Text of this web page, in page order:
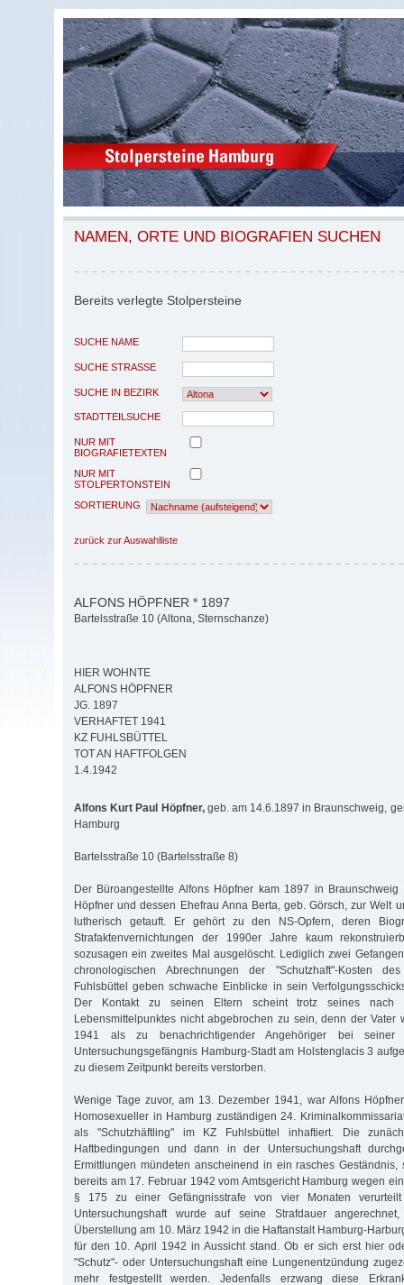
NAMEN, ORTE UND BIOGRAFIEN SUCHEN
Bereits verlegte Stolpersteine
SUCHE NAME
SUCHE STRASSE
SUCHE IN BEZIRK
STADTTEILSUCHE
NUR MIT
BIOGRAFIETEXTEN
NUR MIT
STOLPERTONSTEIN
SORTIERUNG
zurück zur Auswahlliste
ALFONS HÖPFNER * 1897
Bartelsstraße 10 (Altona, Sternschanze)
HIER WOHNTE
ALFONS HÖPFNER
JG. 1897
VERHAFTET 1941
KZ FUHLSBÜTTEL
TOT AN HAFTFOLGEN
1.4.1942
Alfons Kurt Paul Höpfner,geb. am 14.6.1897 in Braunschweig,
Hamburg
Bartelsstraße 10 (Bartelsstraße 8)
Der Büroangestellte Alfons Höpfner kam 1897 in
Höpfner und dessen Ehefrau Anna Berta, geb. Görsch, zur Welt
lutherisch getauft. Er gehört zu den NS-Opfern, deren
Strafaktenvernichtungen der 1990er Jahre kaum
sozusagen ein zweites Mal ausgelöscht. Lediglich zwei
chronologischen Abrechnungen der "Schutzhaft"-Kosten des
Fuhlsbüttel geben schwache Einblicke in sein
Der Kontakt zu seinen Eltern scheint trotz seines nach
Lebensmittelpunktes nicht abgebrochen zu sein, denn der Vater
1941 als zu benachrichtigender Angehöriger bei
Untersuchungsgefängnis Hamburg-Stadt am Holstenglacis 3
zu diesem Zeitpunkt bereits verstorben.
Wenige Tage zuvor, am 13. Dezember 1941, war Alfons
Homosexueller in Hamburg zuständigen 24.
als "Schutzhäftling" im KZ Fuhlsbüttel inhaftiert. Die
Haftbedingungen und dann in der Untersuchungshaft
Ermittlungen mündeten anscheinend in ein rasches Geständnis,
bereits am 17. Februar 1942 vom Amtsgericht Hamburg wegen
§ 175 zu einer Gefängnisstrafe von vier Monaten
Untersuchungshaft wurde auf seine Strafdauer
Überstellung am 10. März 1942 in die Haftanstalt Hamburg-
für den 10. April 1942 in Aussicht stand. Ob er sich erst hier
"Schutz"- oder Untersuchungshaft eine Lungenentzündung
mehr festgestellt werden. Jedenfalls erzwang diese